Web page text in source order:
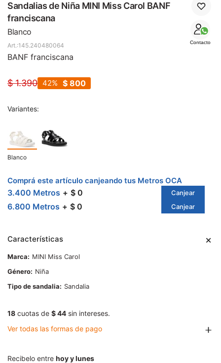
Sandalias de Niña MINI Miss Carol BANF
franciscana
Blanco
Contacto
145.240480064
BANF franciscana
$ 1.390 $ 800
42
Variantes:
Blanco
Comprá este artículo canjeando tus Metros OCA
3.400 Metros $ 0 Canjear
6.800 Metros $ 0 Canjear
Características
Marca
MINI Miss Carol
Género
Niña
Tipo de sandalia
Sandalia
18 cuotas de $ 44 sin intereses.
Ver todas las formas de pago
Recibelo entre hoy y lunes